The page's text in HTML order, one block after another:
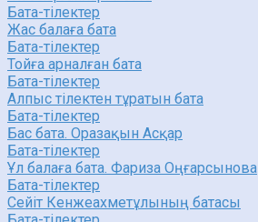
Бата-тілектер
Жас балаға бата
Бата-тілектер
Тойға арналған бата
Бата-тілектер
Алпыс тілектен тұратын бата
Бата-тілектер
Бас бата. Оразақын Асқар
Бата-тілектер
Ұл балаға бата. Фариза Оңғарсынова
Бата-тілектер
Сейіт Кенжеахметұлының батасы